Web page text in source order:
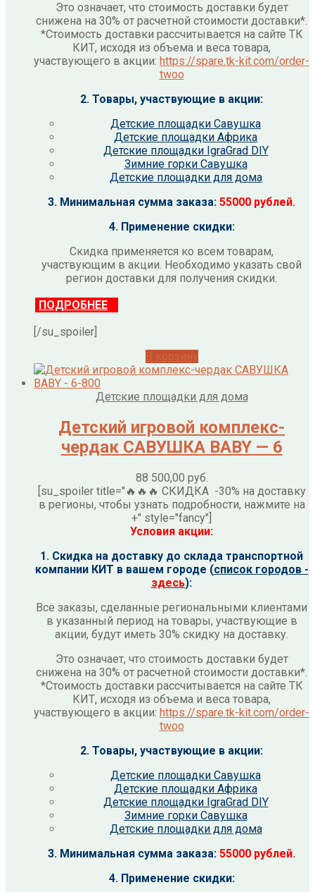
Это означает, что стоимость доставки будет
снижена на 30% от расчетной стоимости доставки*.
*Стоимость доставки рассчитывается на сайте ТК
КИТ, исходя из объема и веса товара,
участвующего в акции: https://spare.tk-kit.com/order-
twoo
2. Товары, участвующие в акции:
Детские площадки Савушка
Детские площадки Африка
Детские площадки IgraGrad DIY
Зимние горки Савушка
Детские площадки для дома
3. Минимальная сумма заказа: 55000 рублей.
4. Применение скидки:
Скидка применяется ко всем товарам,
участвующим в акции. Необходимо указать свой
регион доставки для получения скидки.
ПОДРОБНЕЕ
[/su_spoiler]
Детские площадки для дома
Детский игровой комплекс-
чердак САВУШКА BABY — 6
88 500,00 руб.
[su_spoiler title="🔥🔥🔥 СКИДКА -30% на доставку
в регионы, чтобы узнать подробности, нажмите на
+" style="fancy"]
Условия акции:
1. Скидка на доставку до склада транспортной
компании КИТ в вашем городе (список городов -
здесь):
Все заказы, сделанные региональными клиентами
в указанный период на товары, участвующие в
акции, будут иметь 30% скидку на доставку.
Это означает, что стоимость доставки будет
снижена на 30% от расчетной стоимости доставки*.
*Стоимость доставки рассчитывается на сайте ТК
КИТ, исходя из объема и веса товара,
участвующего в акции: https://spare.tk-kit.com/order-
twoo
2. Товары, участвующие в акции:
Детские площадки Савушка
Детские площадки Африка
Детские площадки IgraGrad DIY
Зимние горки Савушка
Детские площадки для дома
3. Минимальная сумма заказа: 55000 рублей.
4. Применение скидки: